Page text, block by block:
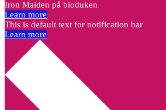
Iron Maiden på bioduken
Learn more
This is default text for notification bar
Learn more